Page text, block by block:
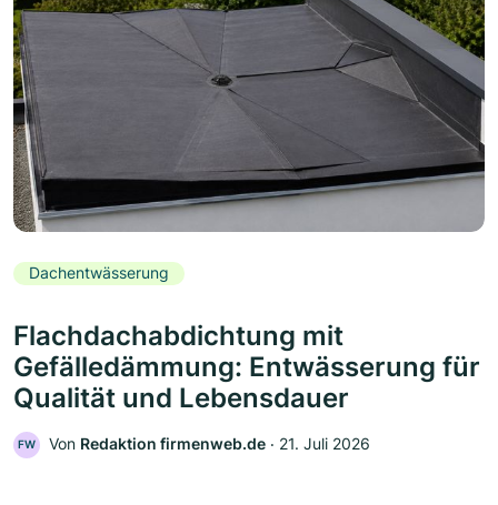
Dachentwässerung
Flachdachabdichtung mit
Gefälledämmung: Entwässerung für
Qualität und Lebensdauer
FW Von Redaktion firmenweb.de ‧ 21. Juli 2026